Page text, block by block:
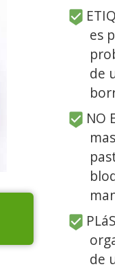
es
de
NO
de